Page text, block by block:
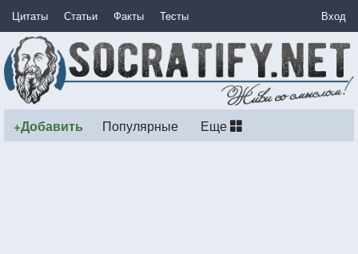
Цитаты Статьи Факты Тесты Вход
+Добавить Популярные Еще